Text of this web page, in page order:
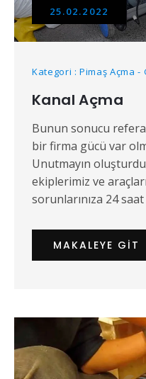
25.02.2022
Kategori : Pimaş Açma -
Kanal Açma
Bunun sonucu
bir firma gücü var
Unutmayın
ekiplerimiz ve
sorunlarınıza 24
MAKALEYE GIT